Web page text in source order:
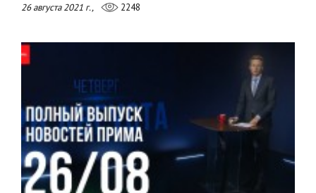
26 августа 2021 г., 2248